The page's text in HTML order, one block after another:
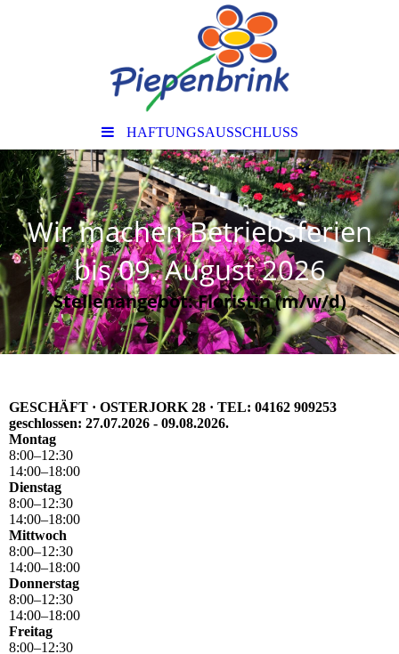
HAFTUNGSAUSSCHLUSS
Wir machen Betriebsferien
bis 09. August 2026
Stellenangebot: Floristin (m/w/d)
GESCHÄFT · OSTERJORK 28 · TEL: 04162 909253
geschlossen: 27.07.2026 - 09.08.2026.
Montag
8:00–12:30
14:00–18:00
Dienstag
8:00–12:30
14:00–18:00
Mittwoch
8:00–12:30
14:00–18:00
Donnerstag
8:00–12:30
14:00–18:00
Freitag
8:00–12:30